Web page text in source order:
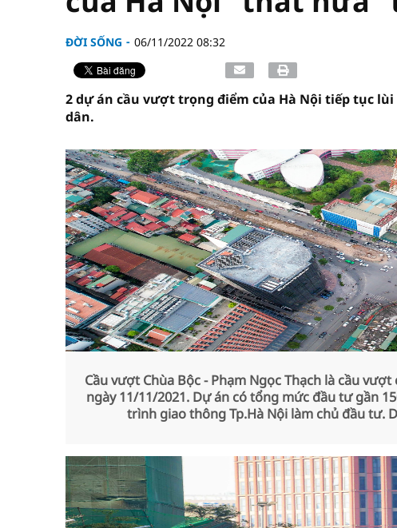
ĐỜI SỐNG 06/11/2022 08:32
2 dự án cầu vượt trọng điểm của Hà Nội tiếp tục
dân.
Cầu vượt Chùa Bộc - Phạm Ngọc Thạch là cầu
ngày 11/11/2021. Dự án có tổng mức đầu tư gần
trình giao thông Tp.Hà Nội làm chủ đầu tư.